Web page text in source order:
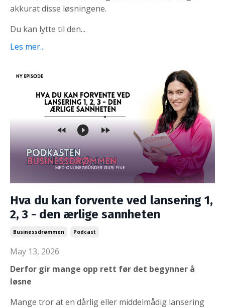
akkurat disse løsningene.
Du kan lytte til den...
Les mer...
Hva du kan forvente ved lansering 1,
2, 3 - den ærlige sannheten
Businessdrømmen Podcast
May 13, 2026
Derfor gir mange opp rett før det begynner å
løsne
Mange tror at en dårlig eller middelmådig lansering